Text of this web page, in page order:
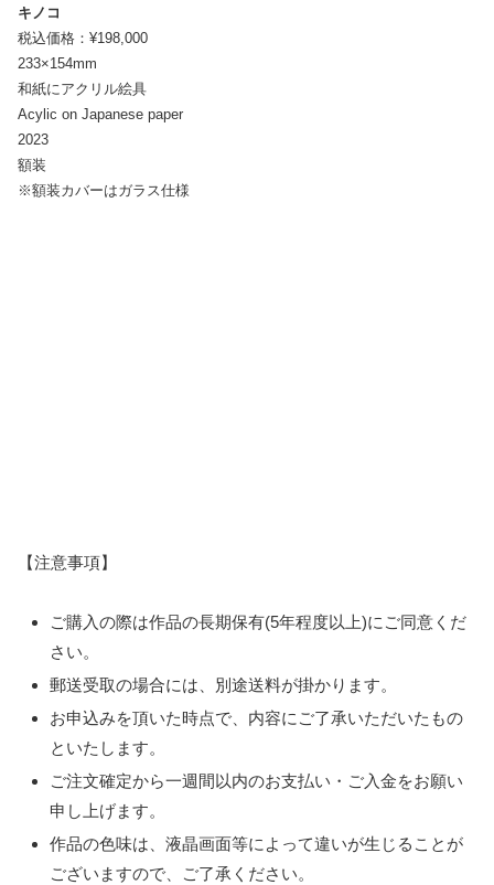
キノコ
税込価格：¥198,000
233×154mm
和紙にアクリル絵具
Acylic on Japanese paper
2023
額装
※額装カバーはガラス仕様
【注意事項】
ご購入の際は作品の長期保有(5年程度以上)にご同意くだ
さい。
郵送受取の場合には、別途送料が掛かります。
お申込みを頂いた時点で、内容にご了承いただいたもの
といたします。
ご注文確定から一週間以内のお支払い・ご入金をお願い
申し上げます。
作品の色味は、液晶画面等によって違いが生じることが
ございますので、ご了承ください。